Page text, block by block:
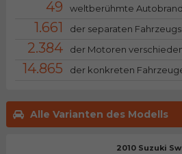
Alle Varianten des Modells
2010 Suzuki
49 weltberühmte
1.661 der separaten
2.384 der Motoren
14.865 der konkreten